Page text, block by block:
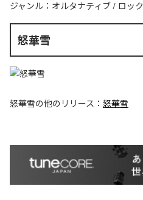
ジャンル： オルタナティブ / ロック
怒華雪
怒華雪の他のリリース： 怒華雪